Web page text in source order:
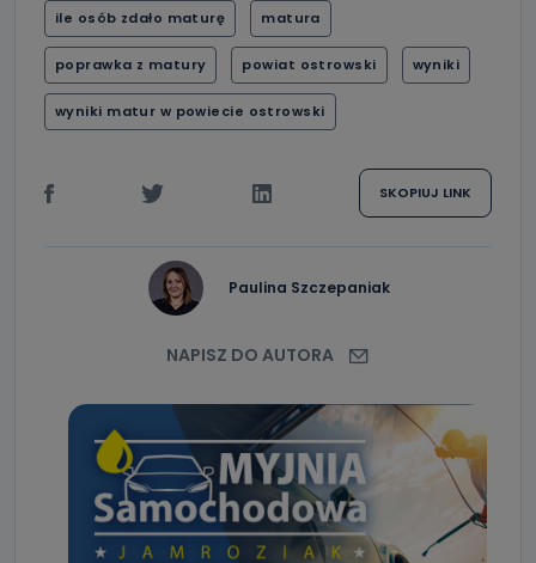
ile osób zdało maturę matura
poprawka z matury powiat ostrowski wyniki
wyniki matur w powiecie ostrowski
SKOPIUJ LINK
Paulina Szczepaniak
NAPISZ DO AUTORA